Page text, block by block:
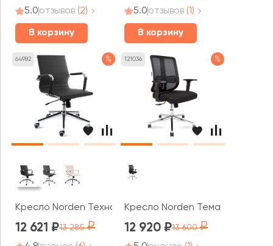
5.0отзывов (2)
В корзину
5.0отзывов (1)
В корзину
64982 %
Кресло Norden Техно LB
12 621 13 285
121036 %
Кресло Norden Тема Хром /
12 920 13 600